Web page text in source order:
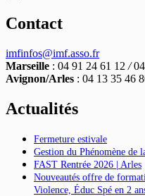
Contact
imfinfos@imf.asso.fr
Marseille : 04 91 24 61 12 /04
Avignon/Arles : 04 13 35 46
Actualités
Fermeture estivale
Gestion du Phénomène
FAST Rentrée 2026 | Arles
Nouveautés offre de
Violence, Éduc Spé en 2